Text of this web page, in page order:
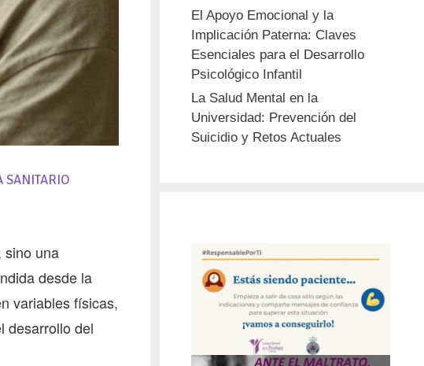
SANITARIO
sino una
desde la
variables físicas,
desarrollo del
El Apoyo Emocional y la
Implicación Paterna: Claves
Esenciales para el Desarrollo
Psicológico Infantil
La Salud Mental en la
Universidad: Prevención del
Suicidio y Retos Actuales